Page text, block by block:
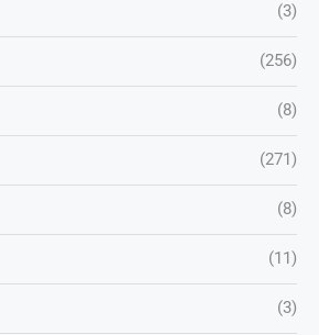
(3)
(256)
(8)
(271)
(8)
(11)
(3)